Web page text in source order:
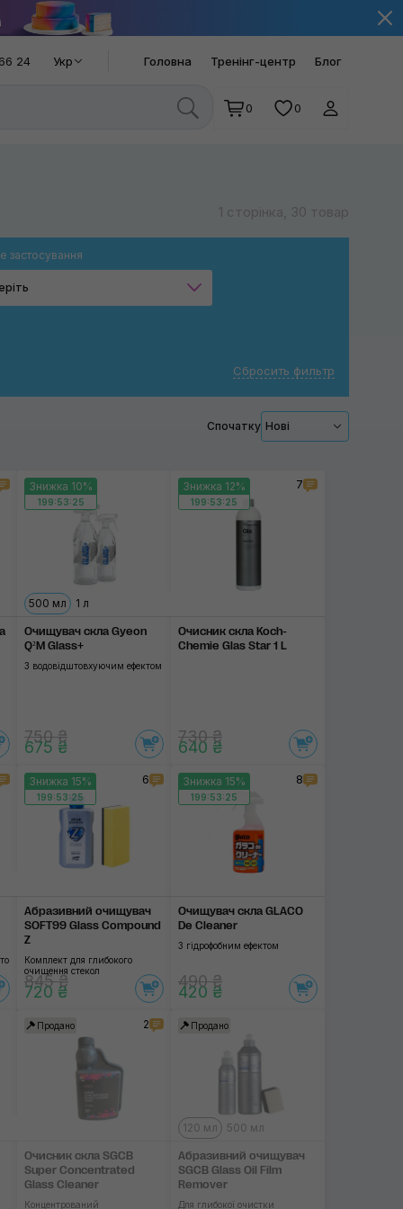
24 Укр Головна Тренінг-центр Блог
0 0
1 сторінка, 30 товар
застосування
Сбросить фильтр
Спочатку Нові
Знижка 10%
199:53:24
500 мл 1 л
Очищувач скла Gyeon
Q²M Glass+
З водовідштовхуючим ефектом
750 ₴
675 ₴
Знижка 12%
199:53:24
7
Очисник скла Koch-
Chemie Glas Star 1 L
730 ₴
640 ₴
Знижка 15%
199:53:24
6
Абразивний очищувач
SOFT99 Glass Compound
Z
Комплект для глибокого
очищення стекол
845 ₴
720 ₴
Знижка 15%
199:53:24
8
Очищувач скла GLACO
De Cleaner
З гідрофобним ефектом
490 ₴
420 ₴
Продано 2
Очисник скла SGCB
Super Concentrated
Glass Cleaner
Концентрований
Продано
120 мл 500 мл
Абразивний очищувач
SGCB Glass Oil Film
Remover
Для глибокої очистки